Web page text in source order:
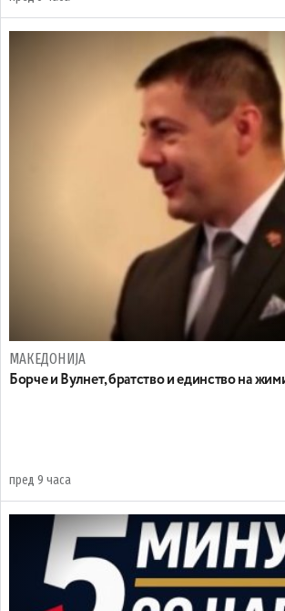
МАКЕДОНИЈА
Борче и Вулнет, братство и единство на
пред 9 часа